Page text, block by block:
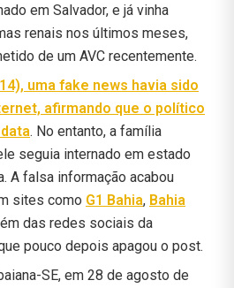
em Salvador, e já vinha
renais nos últimos meses,
de um AVC recentemente.
uma fake news havia sido
afirmando que o político
. No entanto, a família
seguia internado em estado
A falsa informação acabou
sites como G1 Bahia, Bahia
das redes sociais da
pouco depois apagou o post.
SE, em 28 de agosto de